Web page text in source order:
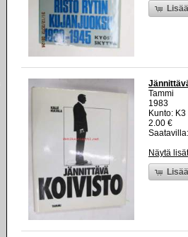
Tammi
1983
Kunto:
2.00 €
Näytä